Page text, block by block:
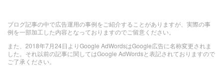
ブログ記事の中で広告運用の事例をご紹介することがありますが、実際の事
例を一部加工した内容となっておりますのでご留意ください。
また、2018年7月24日よりGoogle AdWordsはGoogle広告に名称変更されま
した。それ以前の記事に関してはGoogle AdWordsと表記されておりますので
ご了承ください。